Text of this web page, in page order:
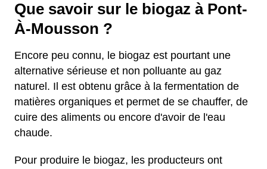
Que savoir sur le biogaz à Pont-
À-Mousson ?
Encore peu connu, le biogaz est pourtant une
alternative sérieuse et non polluante au gaz
naturel. Il est obtenu grâce à la fermentation de
matières organiques et permet de se chauffer, de
cuire des aliments ou encore d'avoir de l'eau
chaude.
Pour produire le biogaz, les producteurs ont